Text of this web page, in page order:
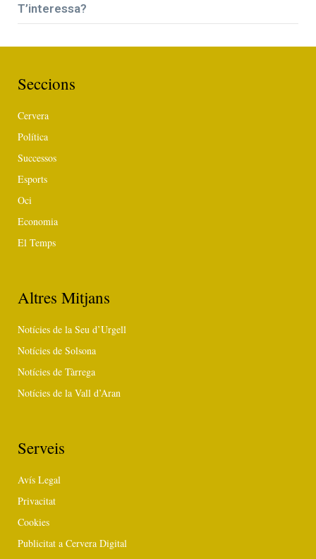
T’interessa?
Seccions
Cervera
Política
Successos
Esports
Oci
Economia
El Temps
Altres Mitjans
Notícies de la Seu d’Urgell
Notícies de Solsona
Notícies de Tàrrega
Notícies de la Vall d’Aran
Serveis
Avís Legal
Privacitat
Cookies
Publicitat a Cervera Digital